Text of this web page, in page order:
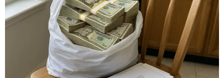
Tính đến 6h ngày 16/2, Việt Nam có tổng cộng
2.271 ca mắc COVID-19, trong đó 1.372 ca mắc
COVID-19 do lây nhiễm trong nước, số lượng ca
mắc mới tính từ ngày 27/1 đến nay là 679 ca.